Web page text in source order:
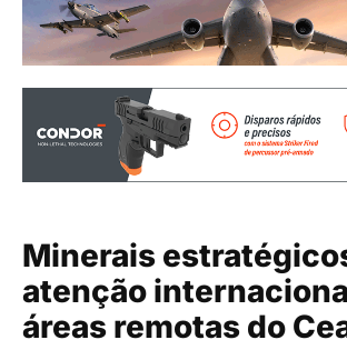
Minerais
atenção
áreas remotas do